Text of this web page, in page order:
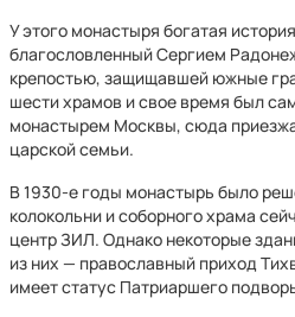
У этого монастыря богатая
благословленный Сергием
крепостью, защищавшей южные
шести храмов и свое время был
монастырем Москвы, сюда
царской семьи.
В 1930-е годы монастырь было
колокольни и соборного храма
центр ЗИЛ. Однако некоторые
из них — православный приход
имеет статус Патриаршего